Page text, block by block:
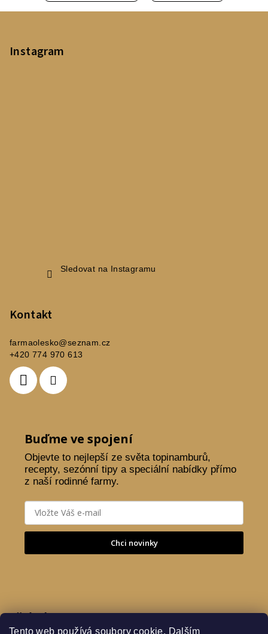
Tento web používá soubory cookie. Dalším
Instagram
Sledovat na Instagramu
Kontakt
farmaolesko@seznam.cz
+420 774 970 613
Buďme ve spojení
Objevte to nejlepší ze světa topinamburů,
recepty, sezónní tipy a speciální nabídky přímo
z naší rodinné farmy.
Chci novinky
Přijímáme online platby